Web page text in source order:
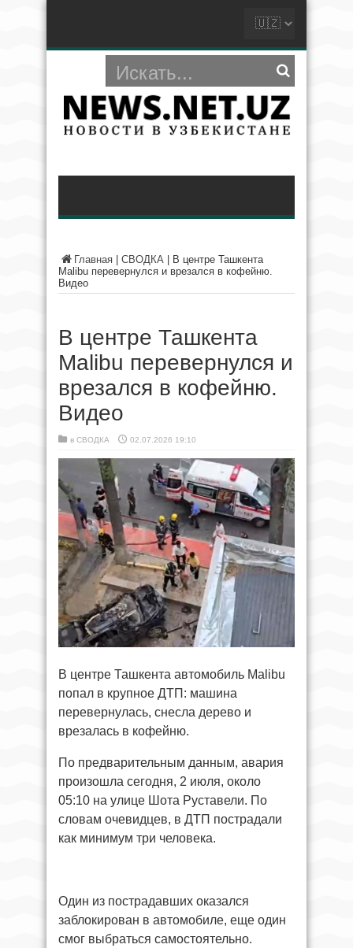
Главная СВОДКА
В центре Ташкента
Malibu перевернулся и врезался в кофейню.
Видео
В центре Ташкента
Malibu перевернулся и
врезался в кофейню.
Видео
в СВОДКА 02.07.2026 19:10
В центре Ташкента автомобиль Malibu
попал в крупное ДТП: машина
перевернулась, снесла дерево и
врезалась в кофейню.
По предварительным данным, авария
произошла сегодня, 2 июля, около
05:10 на улице Шота Руставели. По
словам очевидцев, в ДТП пострадали
как минимум три человека.
Один из пострадавших оказался
заблокирован в автомобиле, еще один
смог выбраться самостоятельно.